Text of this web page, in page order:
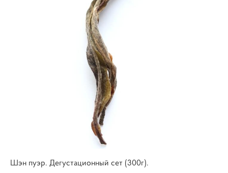
Шэн пуэр. Дегустационный сет (300г).